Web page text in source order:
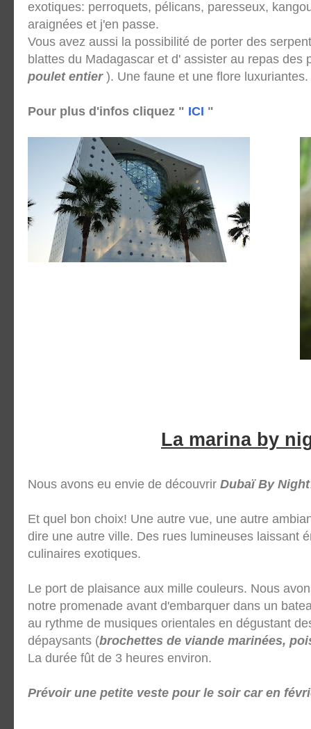
exotiques: perroquets, pélicans, paresseux,
araignées et j'en passe.
Vous avez aussi la possibilité de porter des
blattes du Madagascar et d' assister au repas des
poulet entier). Une faune et une flore luxuriantes.
Pour plus d'infos cliquez " ICI "
La marina by
Nous avons eu envie de découvrir Dubaï By Night
Et quel bon choix! Une autre vue, une autre
dire une autre ville. Des rues lumineuses laissant
culinaires exotiques.
Le port de plaisance aux mille couleurs. Nous
notre promenade avant d'embarquer dans un
au rythme de musiques orientales en dégustant
dépaysants (brochettes de viande marinées,
La durée fût de 3 heures environ.
Prévoir une petite veste pour le soir car en